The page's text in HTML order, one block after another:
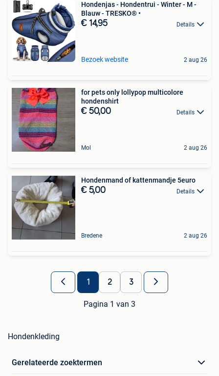
Hondenjas - Hondentrui - Winter - M -
Blauw - TRESKO® •
€ 14,95 Details
Bezoek website 2 aug 26
for pets only lollypop multicolore
hondenshirt
€ 50,00 Details
Mol 2 aug 26
Hondenmand of kattenmandje 5euro
€ 5,00 Details
Bredene 2 aug 26
1 2 3
Pagina 1 van 3
Hondenkleding
Gerelateerde zoektermen